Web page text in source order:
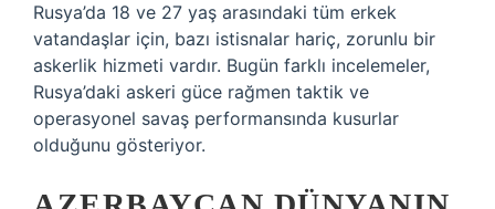
Rusya’da 18 ve 27 yaş arasındaki tüm erkek
vatandaşlar için, bazı istisnalar hariç, zorunlu bir
askerlik hizmeti vardır. Bugün farklı incelemeler,
Rusya’daki askeri güce rağmen taktik ve
operasyonel savaş performansında kusurlar
olduğunu gösteriyor.